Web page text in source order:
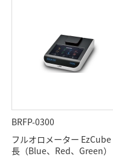
BRFP-0300
フルオロメーター
長（Blue、Red、Green）